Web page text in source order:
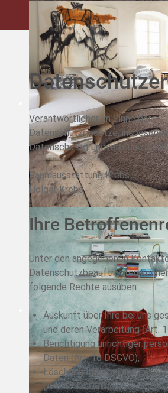
Verantwortlicher im Sinne der
Datenschutzgesetze,
Datenschutzgrundverordnung
Raumausstattung Krebs
Holger Krebs
Ihre
Unter den angegebenen
Datenschutzbeauftragten
folgende Rechte ausüben:
Auskunft über Ihre bei uns
und deren Verarbeitung (Art.
Berichtigung unrichtiger
Daten (Art. 16 DSGVO),
Löschung Ihrer bei uns
(Art. 17 DSGVO),